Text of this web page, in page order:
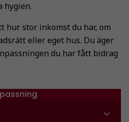
hygien.
hur stor inkomst du har, om
eller eget hus. Du äger
du har fått bidrag